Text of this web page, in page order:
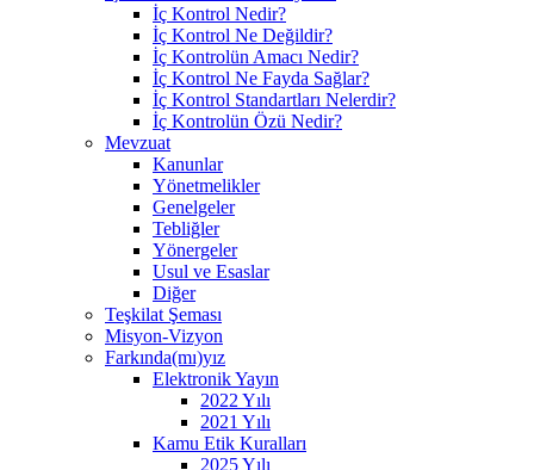
İç Kontrol Nedir?
İç Kontrol Ne Değildir?
İç Kontrolün Amacı Nedir?
İç Kontrol Ne Fayda Sağlar?
İç Kontrol Standartları Nelerdir?
İç Kontrolün Özü Nedir?
Mevzuat
Kanunlar
Yönetmelikler
Genelgeler
Tebliğler
Yönergeler
Usul ve Esaslar
Diğer
Teşkilat Şeması
Misyon-Vizyon
Farkında(mı)yız
Elektronik Yayın
2022 Yılı
2021 Yılı
Kamu Etik Kuralları
2025 Yılı